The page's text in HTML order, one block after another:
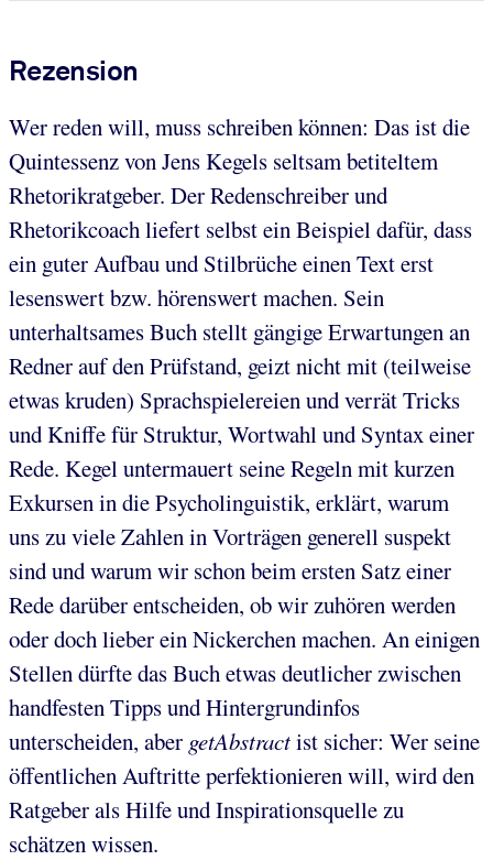
Rezension
Wer reden will, muss schreiben können: Das ist die
Quintessenz von Jens Kegels seltsam betiteltem
Rhetorikratgeber. Der Redenschreiber und
Rhetorikcoach liefert selbst ein Beispiel dafür, dass
ein guter Aufbau und Stilbrüche einen Text erst
lesenswert bzw. hörenswert machen. Sein
unterhaltsames Buch stellt gängige Erwartungen an
Redner auf den Prüfstand, geizt nicht mit (teilweise
etwas kruden) Sprachspielereien und verrät Tricks
und Kniffe für Struktur, Wortwahl und Syntax einer
Rede. Kegel untermauert seine Regeln mit kurzen
Exkursen in die Psycholinguistik, erklärt, warum
uns zu viele Zahlen in Vorträgen generell suspekt
sind und warum wir schon beim ersten Satz einer
Rede darüber entscheiden, ob wir zuhören werden
oder doch lieber ein Nickerchen machen. An einigen
Stellen dürfte das Buch etwas deutlicher zwischen
handfesten Tipps und Hintergrundinfos
unterscheiden, aber getAbstractist sicher: Wer seine
öffentlichen Auftritte perfektionieren will, wird den
Ratgeber als Hilfe und Inspirationsquelle zu
schätzen wissen.